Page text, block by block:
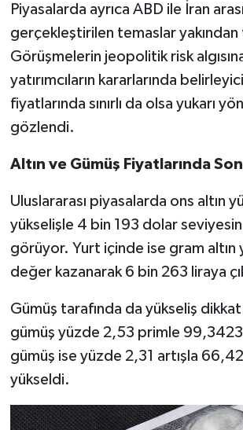
Piyasalarda ayrıca ABD ile İran
gerçekleştirilen temaslar
Görüşmelerin jeopolitik risk
yatırımcıların kararlarında
fiyatlarında sınırlı da olsa yukarı
gözlendi.
Altın ve Gümüş Fiyatlarında
Uluslararası piyasalarda ons altın
yükselişle 4 bin 193 dolar
görüyor. Yurt içinde ise gram altın
değer kazanarak 6 bin 263 liraya
Gümüş tarafında da yükseliş
gümüş yüzde 2,53 primle
gümüş ise yüzde 2,31 artışla
yükseldi.